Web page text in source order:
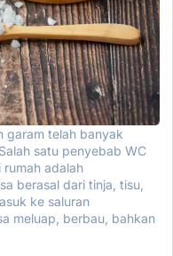
garam telah banyak
satu penyebab WC
adalah
berasal dari tinja, tisu,
ke saluran
meluap, berbau, bahkan